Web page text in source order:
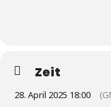
Zeit
28. April 2025 18:00